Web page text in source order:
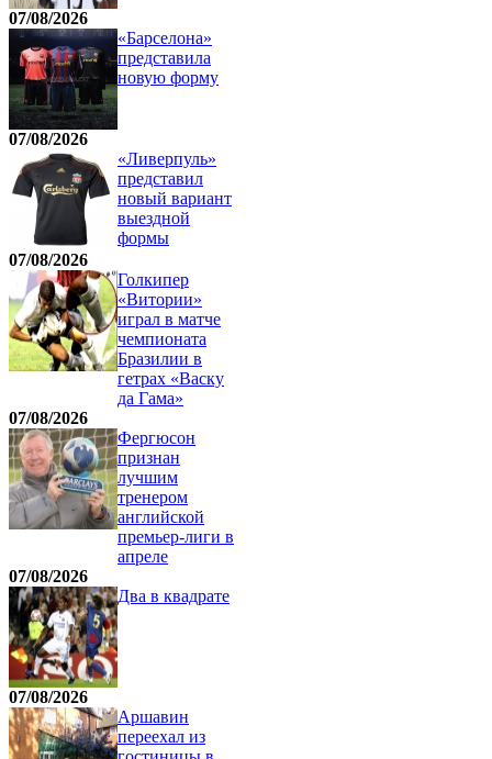
07/08/2026
«Барселона»
представила
новую форму
07/08/2026
«Ливерпуль»
представил
новый вариант
выездной
формы
07/08/2026
Голкипер
«Витории»
играл в матче
чемпионата
Бразилии в
гетрах «Васку
да Гама»
07/08/2026
Фергюсон
признан
лучшим
тренером
английской
премьер-лиги в
апреле
07/08/2026
Два в квадрате
07/08/2026
Аршавин
переехал из